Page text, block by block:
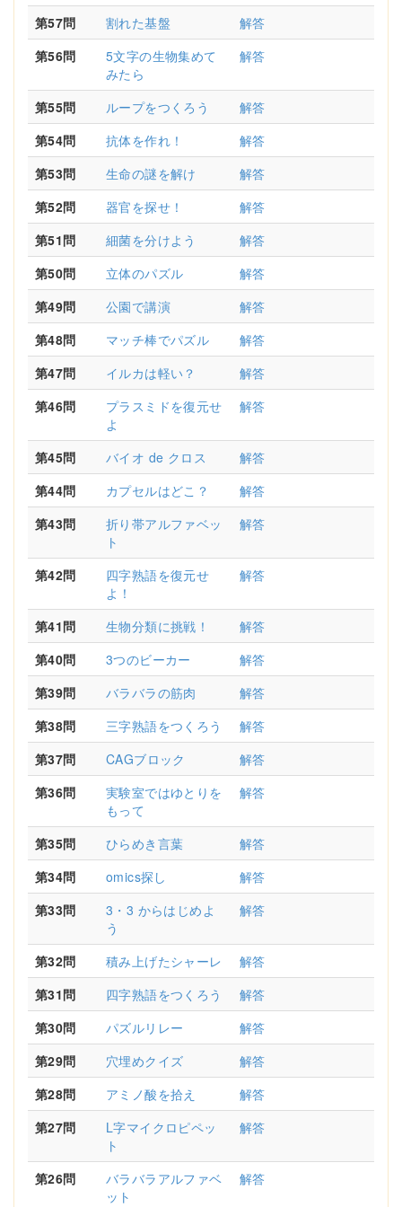
第57問
割れた基盤
解答
第56問
5文字の生物集めて
みたら
解答
第55問 ループをつくろう
解答
第54問
抗体を作れ！
解答
第53問
生命の謎を解け
解答
第52問
器官を探せ！
解答
第51問
細菌を分けよう
解答
第50問
立体のパズル
解答
第49問
公園で講演
解答
第48問
マッチ棒でパズル
解答
第47問
イルカは軽い？
解答
第46問
プラスミドを復元せ
よ
解答
第45問 バイオ de クロス
解答
第44問
カプセルはどこ？
解答
第43問
折り帯アルファベッ
ト
解答
第42問
四字熟語を復元せ
よ！
解答
第41問 生物分類に挑戦！
解答
第40問
3つのビーカー
解答
第39問
バラバラの筋肉
解答
第38問
三字熟語をつくろう
解答
第37問
CAGブロック
解答
第36問
実験室ではゆとりを
もって
解答
第35問 ひらめき言葉
解答
第34問
omics探し
解答
第33問
3・3 からはじめよ
う
解答
第32問 積み上げたシャーレ
解答
第31問
四字熟語をつくろう
解答
第30問
パズルリレー
解答
第29問
穴埋めクイズ
解答
第28問
アミノ酸を拾え
解答
第27問
L字マイクロピペッ
ト
解答
第26問
バラバラアルファベ
ット
解答